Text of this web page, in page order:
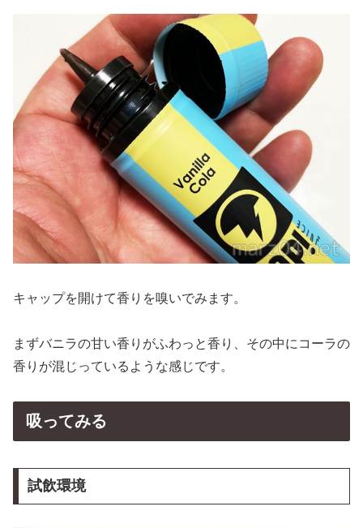
キャップを開けて香りを嗅いでみます。
まずバニラの甘い香りがふわっと香り、その中にコーラの
香りが混じっているような感じです。
吸ってみる
試飲環境